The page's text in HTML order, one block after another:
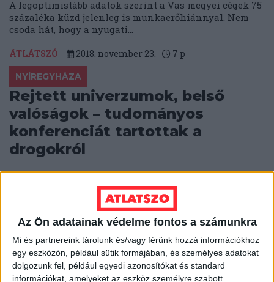
Az Ön adatainak védelme fontos a számunkra
Mi és partnereink tárolunk és/vagy férünk hozzá információkhoz
egy eszközön, például sütik formájában, és személyes adatokat
dolgozunk fel, például egyedi azonosítókat és standard
információkat, amelyeket az eszköz személyre szabott
A legoptimistább adatok szerint a Vas megyei cégek 75
százaléka küzd jelenleg is munkaerőhiánnyal. Nem
csoda hát, hogy a nyugati...
ÁTLÁTSZÓ 2018. november 23. 7 p
NYÍREGYHÁZA
Rejtett univerzumok, belső
valóságok – tudományos
konferenciát tartottak a
drogokról
November 13-14-én a Nyíregyházi Egyetem
Történettudományi és Filozófia Intézete, valamint a
Magyar Történelmi Társulat Szabolcs-Szatmár-Bereg
Megyei Csoportja és nyíregyházi Jósa...
ÁTLÁTSZÓ 2018. november 23. 15p
SZOMBATHELY